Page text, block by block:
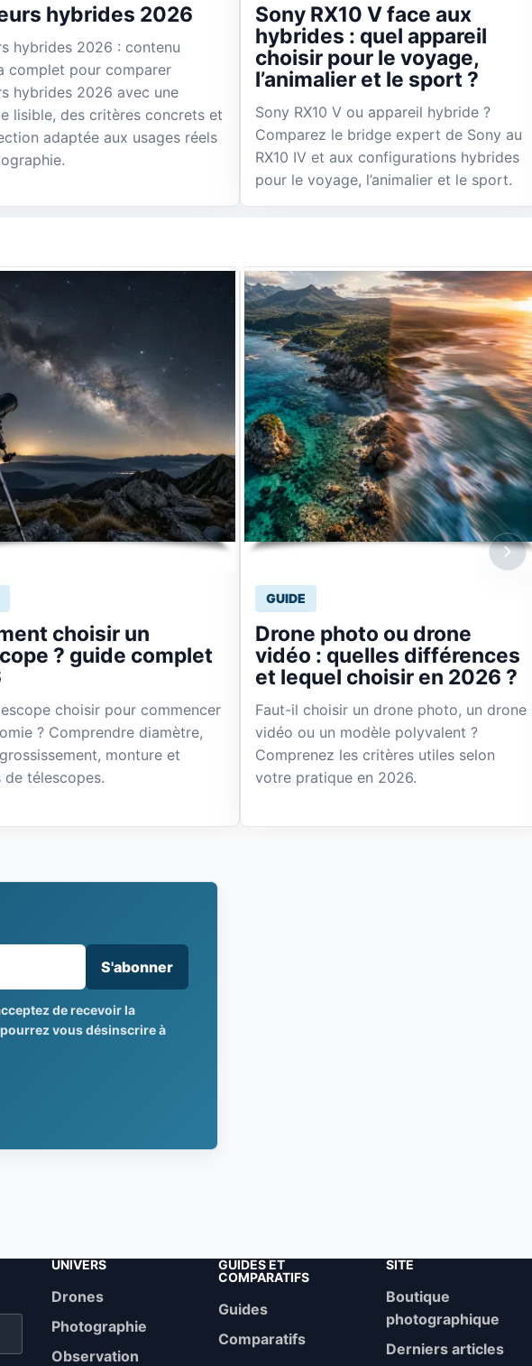
hybrides 2026
hybrides 2026 : contenu
complet pour comparer
hybrides 2026 avec une
lisible, des critères concrets et
adaptée aux usages réels
Sony RX10 V face aux
hybrides : quel appareil
choisir pour le voyage,
l’animalier et le sport ?
Sony RX10 V ou appareil hybride ?
Comparez le bridge expert de Sony au
RX10 IV et aux configurations hybrides
pour le voyage, l’animalier et le sport.
choisir un
? guide complet
choisir pour commencer
? Comprendre diamètre,
monture et
de télescopes.
GUIDE
Drone photo ou drone
vidéo : quelles différences
et lequel choisir en 2026 ?
Faut-il choisir un drone photo, un drone
vidéo ou un modèle polyvalent ?
Comprenez les critères utiles selon
votre pratique en 2026.
S'abonner
de recevoir la
vous désinscrire à
UNIVERS
Drones
Photographie
Observation
GUIDES ET
COMPARATIFS
Guides
Comparatifs
SITE
Boutique
photographique
Derniers articles